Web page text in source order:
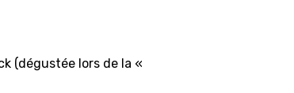
(dégustée lors de la «